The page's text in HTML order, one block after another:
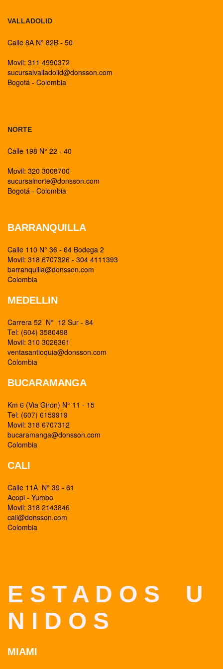
VALLADOLID
Calle 8A N° 82B - 50
Movil: 311 4990372
sucursalvalladolid@donsson.com
Bogotá - Colombia
NORTE
Calle 198 N° 22 - 40
Movil: 320 3008700
sucursalnorte@donsson.com
Bogotá - Colombia
BARRANQUILLA
Calle 110 N° 36 - 64 Bodega 2
Movil: 318 6707326 - 304 4111393
barranquilla@donsson.com
Colombia
MEDELLIN
Carrera 52 N° 12 Sur - 84
Tel: (604) 3580498
Movil: 310 3026361
ventasantioquia@donsson.com
Colombia
BUCARAMANGA
Km 6 (Via Giron) N° 11 - 15
Tel: (607) 6159919
Movil: 318 6707312
bucaramanga@donsson.com
Colombia
CALI
Calle 11A N° 39 - 61
Acopi - Yumbo
Movil: 318 2143846
cali@donsson.com
Colombia
E S T A D O S U
N I D O S
MIAMI